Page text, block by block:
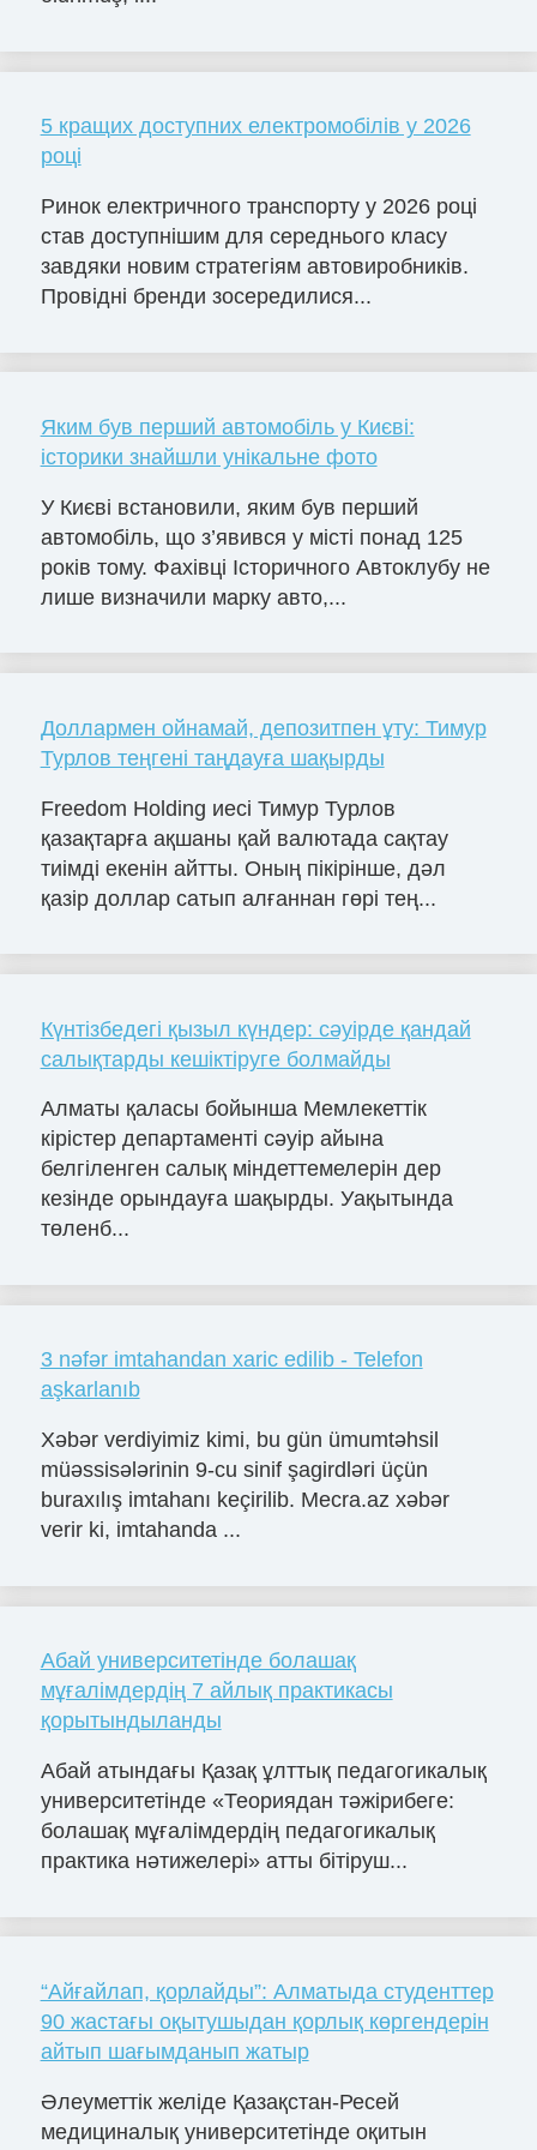
5 кращих доступних електромобілів у 2026
році
Ринок електричного транспорту у 2026 році
став доступнішим для середнього класу
завдяки новим стратегіям автовиробників.
Провідні бренди зосередилися...
Яким був перший автомобіль у Києві:
історики знайшли унікальне фото
У Києві встановили, яким був перший
автомобіль, що з’явився у місті понад 125
років тому. Фахівці Історичного Автоклубу не
лише визначили марку авто,...
Доллармен ойнамай, депозитпен ұту: Тимур
Турлов теңгені таңдауға шақырды
Freedom Holding иесі Тимур Турлов
қазақтарға ақшаны қай валютада сақтау
тиімді екенін айтты. Оның пікірінше, дәл
қазір доллар сатып алғаннан гөрі тең...
Күнтізбедегі қызыл күндер: сәуірде қандай
салықтарды кешіктіруге болмайды
Алматы қаласы бойынша Мемлекеттік
кірістер департаменті сәуір айына
белгіленген салық міндеттемелерін дер
кезінде орындауға шақырды. Уақытында
төленб...
3 nəfər imtahandan xaric edilib - Telefon
aşkarlanıb
Xəbər verdiyimiz kimi, bu gün ümumtəhsil
müəssisələrinin 9-cu sinif şagirdləri üçün
buraxılış imtahanı keçirilib. Mecra.az xəbər
verir ki, imtahanda ...
Абай университетінде болашақ
мұғалімдердің 7 айлық практикасы
қорытындыланды
Абай атындағы Қазақ ұлттық педагогикалық
университетінде «Теориядан тәжірибеге:
болашақ мұғалімдердің педагогикалық
практика нәтижелері» атты бітіруш...
“Айғайлап, қорлайды”: Алматыда студенттер
90 жастағы оқытушыдан қорлық көргендерін
айтып шағымданып жатыр
Әлеуметтік желіде Қазақстан-Ресей
медициналық университетінде оқитын